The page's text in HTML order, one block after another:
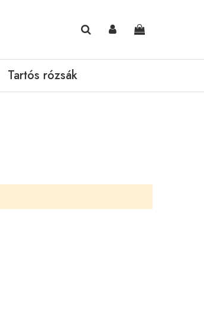
Kosaram
Tartós rózsák